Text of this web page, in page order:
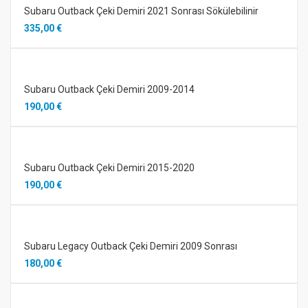
Subaru Outback Çeki Demiri 2021 Sonrası Sökülebilinir
335,00 €
Subaru Outback Çeki Demiri 2009-2014
190,00 €
Subaru Outback Çeki Demiri 2015-2020
190,00 €
Subaru Legacy Outback Çeki Demiri 2009 Sonrası
180,00 €